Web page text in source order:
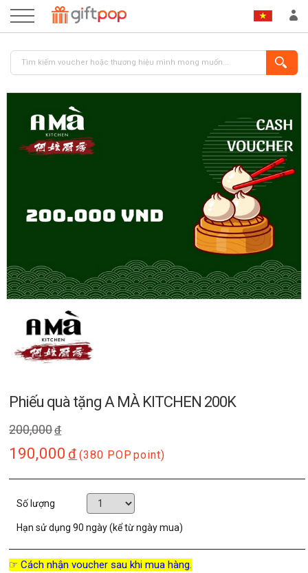
ĐĂNG KÝ
Phiếu quà tặng A MÀ KITCHEN 200K
200,000đ
190,000 đ (380 POP point)
Số lượng
Hạn sử dụng90 ngày (kể từ ngày mua)
☞ Cách nhận voucher sau khi mua hàng.